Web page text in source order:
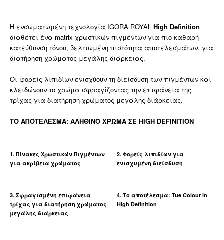
Η ενσωματωμένη τεχνολογία IGORA ROYAL High Definition
διαθέτει ένα matrix χρωστικών πιγμέντων για πιο καθαρή
κατεύθυνση τόνου, βελτιωμένη πιστότητα αποτελεσμάτων, για
διατήρηση χρώματος μεγάλης διάρκειας.
Οι φορείς λιπιδίων ενισχύουν τη διείσδυση των πιγμέντων και
κλειδώνουν το χρώμα σφραγίζοντας την επιφάνεια της
τρίχας για διατήρηση χρώματος μεγάλης διάρκειας.
ΤΟ ΑΠΟΤΕΛΕΣΜΑ: ΑΛΗΘΙΝΟ ΧΡΩΜΑ ΣΕ HIGH DEFINITION
1. Πίνακες Χρωστικών Πιγμέντων
για ακρίβεια χρώματος
2. Φορείς λιπιδίων για
ενισχυμένη διείσδυση
3. Σφραγισμένη επιφάνεια
τρίχας για διατήρηση χρώματος
μεγάλης διάρκειας
4. Το αποτέλεσμα: Tue Colour in
High Definition